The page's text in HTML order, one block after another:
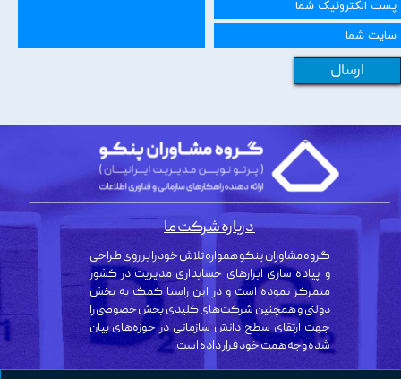
ارسال
گروه مشاوران پنکو همواره تلاش خود را بر روی طراحی
و پیاده سازی ابزارهای حسابداری مدیریت در کشور
متمرکز نموده است و در این راستا کمک به بخش
دولتی و همچنین شرکت‌های کلیدی بخش خصوصی را
جهت ارتقای سطح دانش سازمانی در حوزه‌های بیان
شده وجه همت خود قرار داده است.
درباره شرکت ما